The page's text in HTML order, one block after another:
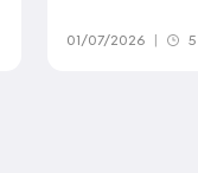
01/07/2026